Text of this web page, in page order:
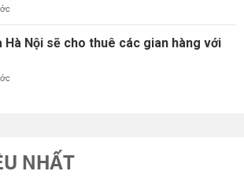
Hà Nội sẽ cho thuê các gian hàng với
NHẤT